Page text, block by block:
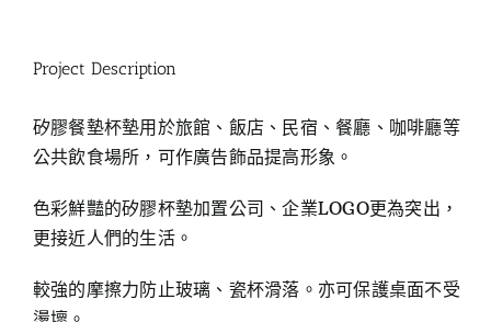
Project Description
矽膠餐墊杯墊用於旅館、飯店、民宿、餐廳、咖啡廳等
公共飲食場所，可作廣告飾品提高形象。
色彩鮮豔的矽膠杯墊加置公司、企業LOGO更為突出，
更接近人們的生活。
較強的摩擦力防止玻璃、瓷杯滑落。亦可保護桌面不受